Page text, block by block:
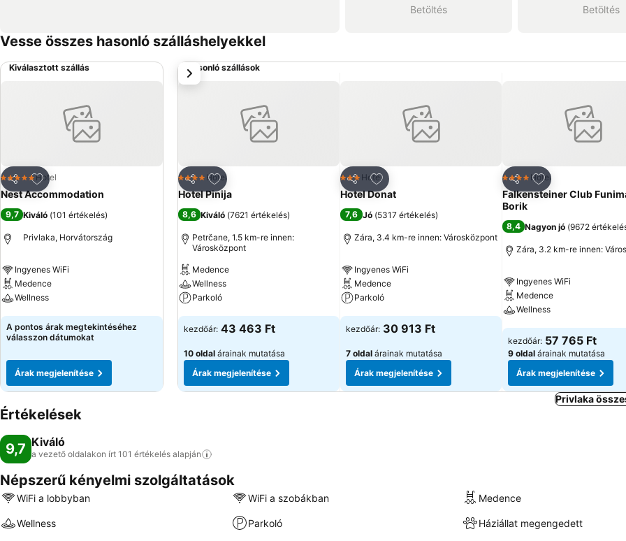
Betöltés Betöltés
Vesse összes hasonló szálláshelyekkel
Kiválasztott szállás
Megosztás
Hozzáadás a kedvencekhez
5 KategóriaHotel
Nest Accommodation
9,7 Kiváló (101 értékelés)
Privlaka, Horvátország
Ingyenes WiFi
Medence
Wellness
Árak megjelenítése
A pontos árak megtekintéséhez
válasszon dátumokat
Árak megjelenítése
Hasonló szállások
Megosztás
Hozzáadás a kedvencekhez
4 Kategória
Hotel
Hotel Pinija
8,6 Kiváló (7621 értékelés)
Petrčane, 1.5 km-re innen:
Városközpont
Medence
Wellness
Parkoló
Árak megjelenítése
kezdőár: 43 463 Ft
10 oldal árainak mutatása
Árak megjelenítése
Megosztás
Hozzáadás a kedvencekhez
3 Kategória
Hotel
Hotel Donat
7,6 Jó (5317 értékelés)
Zára, 3.4 km-re innen: Városközpont
Ingyenes WiFi
Medence
Parkoló
Árak megjelenítése
kezdőár: 30 913 Ft
7 oldal árainak mutatása
Árak megjelenítése
Megosztás
Hozzáadás a
4 Kategória
Hotel
Falkensteiner Club
Borik
8,4 Nagyon jó (9672
Zára, 3.2 km-re innen:
Ingyenes WiFi
Medence
Wellness
Árak megjelenítése
kezdőár: 57 765 Ft
9 oldal árainak mutatása
Árak megjelenítése
következő
Privlaka
Értékelések
9,7 Kiváló
a vezető oldalakon írt 101 értékelés alapján
Népszerű kényelmi szolgáltatások
WiFi a lobbyban WiFi a szobákban Medence
Wellness Parkoló Háziállat megengedett